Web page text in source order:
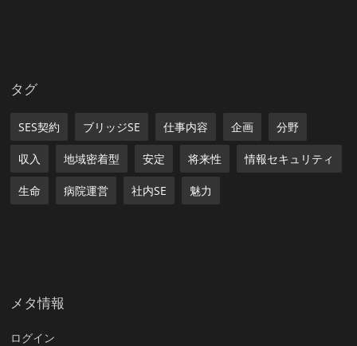
タグ
SES契約 ブリッジSE 仕事内容 企画 分野
収入 地域密着型 安定 将来性 情報セキュリティ
生命 病院運営 社内SE 魅力
メタ情報
ログイン